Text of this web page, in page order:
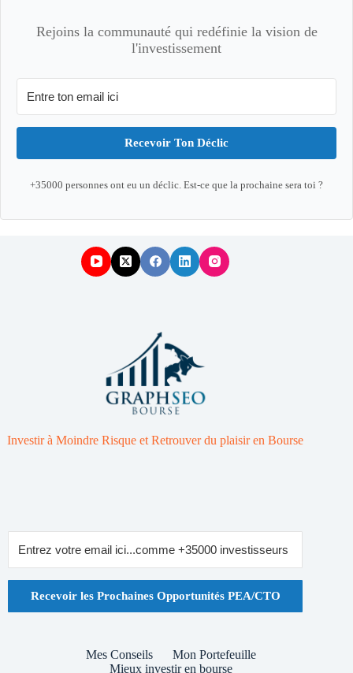
Rejoins la communauté qui redéfinie la vision de
l'investissement
Recevoir Ton Déclic
+35000 personnes ont eu un déclic. Est-ce que la prochaine sera toi ?
Investir à Moindre Risque et Retrouver du plaisir en Bourse
Recevoir les Prochaines Opportunités PEA/CTO
Mes Conseils
Mon Portefeuille
Mieux investir en bourse